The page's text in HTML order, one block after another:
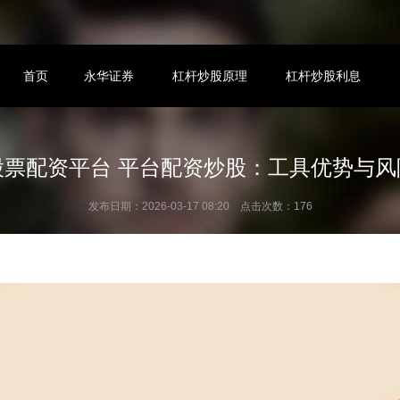
首页 永华证券 杠杆炒股原理 杠杆炒股利息
配资平台 平台配资炒股：工具优势与
发布日期：2026-03-17 08:20 点击次数：176